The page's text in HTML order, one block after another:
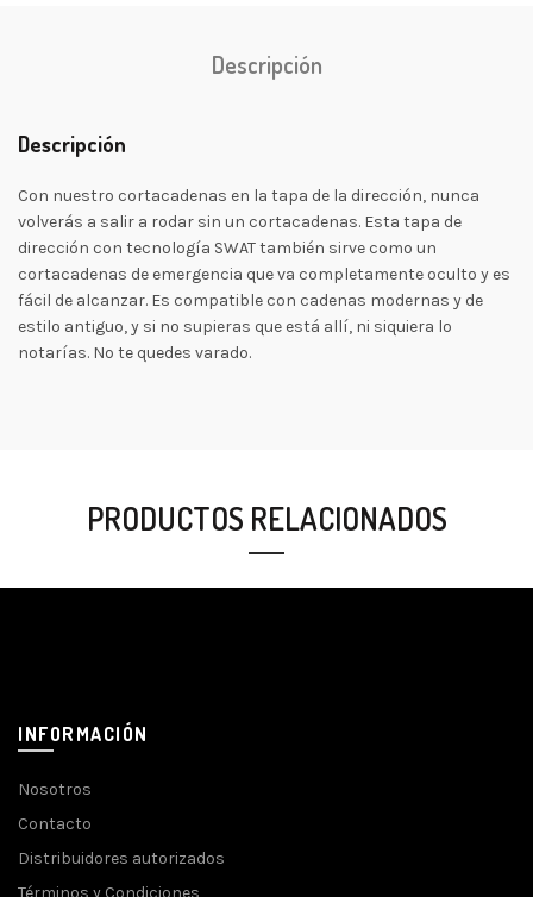
Descripción
Descripción
Con nuestro cortacadenas en la tapa de la dirección, nunca
volverás a salir a rodar sin un cortacadenas. Esta tapa de
dirección con tecnología SWAT también sirve como un
cortacadenas de emergencia que va completamente oculto y es
fácil de alcanzar. Es compatible con cadenas modernas y de
estilo antiguo, y si no supieras que está allí, ni siquiera lo
notarías. No te quedes varado.
PRODUCTOS RELACIONADOS
INFORMACIÓN
Nosotros
Contacto
Distribuidores autorizados
Términos y Condiciones